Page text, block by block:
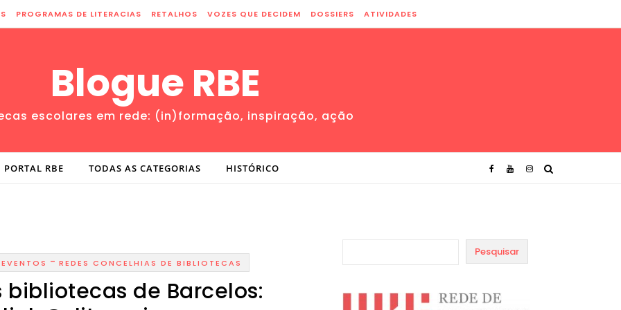
PROGRAMAS DE LITERACIAS RETALHOS VOZES QUE DECIDEM DOSSIERS ATIVIDADES
Blogue RBE
escolares em rede: (in)formação, inspiração, ação
PORTAL RBE TODAS AS CATEGORIAS HISTÓRICO
EVENTOS - REDES CONCELHIAS DE BIBLIOTECAS
bibliotecas de Barcelos:
Pesquisar